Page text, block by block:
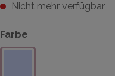
Nicht mehr verfügbar
Farbe